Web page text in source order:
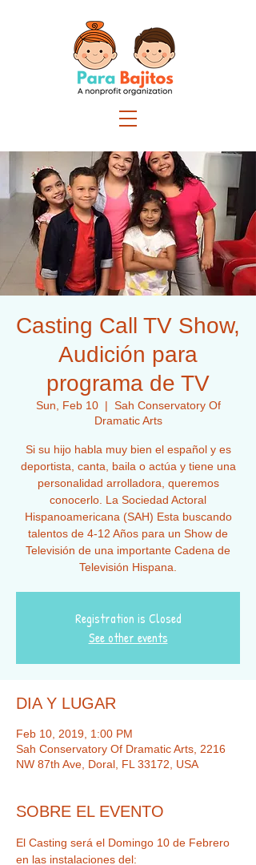
Casting Call TV Show,
Audición para
programa de TV
Sun, Feb 10
  |
Sah Conservatory Of
Dramatic Arts
Si su hijo habla muy bien el español y es
deportista, canta, baila o actúa y tiene una
personalidad arrolladora, queremos
conocerlo. La Sociedad Actoral
Hispanoamericana (SAH) Esta buscando
talentos de 4-12 Años para un Show de
Televisión de una importante Cadena de
Registration is Closed
See other events
DIA Y LUGAR
Feb 10, 2019, 1:00 PM
Sah Conservatory Of Dramatic Arts, 2216
NW 87th Ave, Doral, FL 33172, USA
SOBRE EL EVENTO
El Casting será el Domingo 10 de Febrero